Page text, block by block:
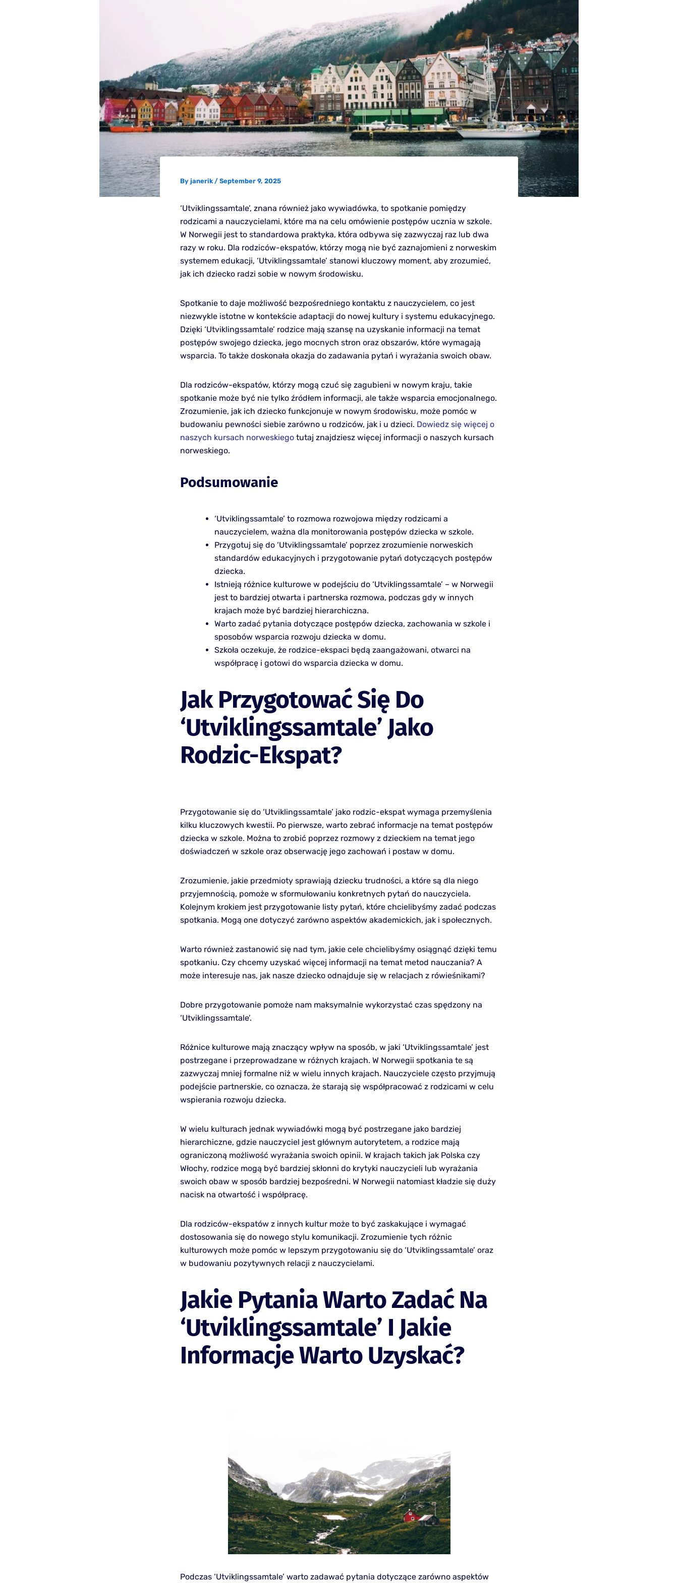
By janerik / September 9, 2025
‘Utviklingssamtale’, znana również jako wywiadówka, to spotkanie pomiędzy
rodzicami a nauczycielami, które ma na celu omówienie postępów ucznia w szkole.
W Norwegii jest to standardowa praktyka, która odbywa się zazwyczaj raz lub dwa
razy w roku. Dla rodziców-ekspatów, którzy mogą nie być zaznajomieni z norweskim
systemem edukacji, ‘Utviklingssamtale’ stanowi kluczowy moment, aby zrozumieć,
jak ich dziecko radzi sobie w nowym środowisku.
Spotkanie to daje możliwość bezpośredniego kontaktu z nauczycielem, co jest
niezwykle istotne w kontekście adaptacji do nowej kultury i systemu edukacyjnego.
Dzięki ‘Utviklingssamtale’ rodzice mają szansę na uzyskanie informacji na temat
postępów swojego dziecka, jego mocnych stron oraz obszarów, które wymagają
wsparcia. To także doskonała okazja do zadawania pytań i wyrażania swoich obaw.
Dla rodziców-ekspatów, którzy mogą czuć się zagubieni w nowym kraju, takie
spotkanie może być nie tylko źródłem informacji, ale także wsparcia emocjonalnego.
Zrozumienie, jak ich dziecko funkcjonuje w nowym środowisku, może pomóc w
budowaniu pewności siebie zarówno u rodziców, jak i u dzieci. Dowiedz się więcej o
naszych kursach norweskiego tutaj znajdziesz więcej informacji o naszych kursach
norweskiego.
Podsumowanie
‘Utviklingssamtale’ to rozmowa rozwojowa między rodzicami a
nauczycielem, ważna dla monitorowania postępów dziecka w szkole.
Przygotuj się do ‘Utviklingssamtale’ poprzez zrozumienie norweskich
standardów edukacyjnych i przygotowanie pytań dotyczących postępów
dziecka.
Istnieją różnice kulturowe w podejściu do ‘Utviklingssamtale’ – w Norwegii
jest to bardziej otwarta i partnerska rozmowa, podczas gdy w innych
krajach może być bardziej hierarchiczna.
Warto zadać pytania dotyczące postępów dziecka, zachowania w szkole i
sposobów wsparcia rozwoju dziecka w domu.
Szkoła oczekuje, że rodzice-ekspaci będą zaangażowani, otwarci na
współpracę i gotowi do wsparcia dziecka w domu.
Jak Przygotować Się Do
‘Utviklingssamtale’ Jako
Rodzic-Ekspat?
Przygotowanie się do ‘Utviklingssamtale’ jako rodzic-ekspat wymaga przemyślenia
kilku kluczowych kwestii. Po pierwsze, warto zebrać informacje na temat postępów
dziecka w szkole. Można to zrobić poprzez rozmowy z dzieckiem na temat jego
doświadczeń w szkole oraz obserwację jego zachowań i postaw w domu.
Zrozumienie, jakie przedmioty sprawiają dziecku trudności, a które są dla niego
przyjemnością, pomoże w sformułowaniu konkretnych pytań do nauczyciela.
Kolejnym krokiem jest przygotowanie listy pytań, które chcielibyśmy zadać podczas
spotkania. Mogą one dotyczyć zarówno aspektów akademickich, jak i społecznych.
Warto również zastanowić się nad tym, jakie cele chcielibyśmy osiągnąć dzięki temu
spotkaniu. Czy chcemy uzyskać więcej informacji na temat metod nauczania? A
może interesuje nas, jak nasze dziecko odnajduje się w relacjach z rówieśnikami?
Dobre przygotowanie pomoże nam maksymalnie wykorzystać czas spędzony na
‘Utviklingssamtale’.
Różnice kulturowe mają znaczący wpływ na sposób, w jaki ‘Utviklingssamtale’ jest
postrzegane i przeprowadzane w różnych krajach. W Norwegii spotkania te są
zazwyczaj mniej formalne niż w wielu innych krajach. Nauczyciele często przyjmują
podejście partnerskie, co oznacza, że starają się współpracować z rodzicami w celu
wspierania rozwoju dziecka.
W wielu kulturach jednak wywiadówki mogą być postrzegane jako bardziej
hierarchiczne, gdzie nauczyciel jest głównym autorytetem, a rodzice mają
ograniczoną możliwość wyrażania swoich opinii. W krajach takich jak Polska czy
Włochy, rodzice mogą być bardziej skłonni do krytyki nauczycieli lub wyrażania
swoich obaw w sposób bardziej bezpośredni. W Norwegii natomiast kładzie się duży
nacisk na otwartość i współpracę.
Dla rodziców-ekspatów z innych kultur może to być zaskakujące i wymagać
dostosowania się do nowego stylu komunikacji. Zrozumienie tych różnic
kulturowych może pomóc w lepszym przygotowaniu się do ‘Utviklingssamtale’ oraz
w budowaniu pozytywnych relacji z nauczycielami.
Jakie Pytania Warto Zadać Na
‘Utviklingssamtale’ I Jakie
Informacje Warto Uzyskać?
Podczas ‘Utviklingssamtale’ warto zadawać pytania dotyczące zarówno aspektów